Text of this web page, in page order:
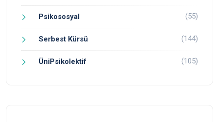
Psikososyal (55)
Serbest Kürsü (144)
ÜniPsikolektif (105)